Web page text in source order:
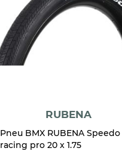
RUBENA
Pneu BMX RUBENA Speedo
racing pro 20 x 1.75